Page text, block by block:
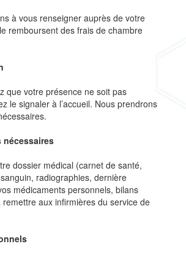
à vous renseigner auprès de votre
remboursent des frais de chambre
que votre présence ne soit pas
le signaler à l’accueil. Nous prendrons
nécessaires
dossier médical (carnet de santé,
radiographies, dernière
médicaments personnels, bilans
aux infirmières du service de